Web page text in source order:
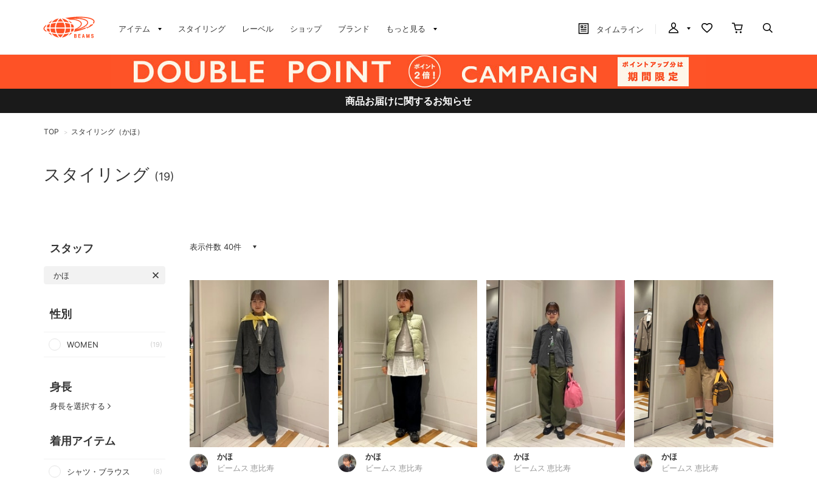
アイテム スタイリング レーベル ショップ ブランド もっと見る タイムライン
商品お届けに関するお知らせ
TOP > スタイリング（かほ）
スタイリング (19)
スタッフ
かほ
性別
WOMEN (19)
身長
身長を選択する
着用アイテム
シャツ・ブラウス (8)
表示件数 40件
かほ
ビームス 恵比寿
かほ
ビームス 恵比寿
かほ
ビームス 恵比寿
かほ
ビームス 恵比寿